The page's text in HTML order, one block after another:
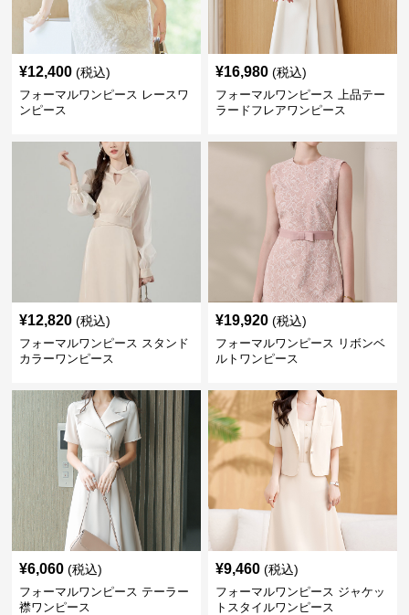
¥12,400 (税込)
フォーマルワンピース レースワ
ンピース
¥16,980 (税込)
フォーマルワンピース 上品テー
ラードフレアワンピース
¥12,820 (税込)
フォーマルワンピース スタンド
カラーワンピース
¥19,920 (税込)
フォーマルワンピース リボンベ
ルトワンピース
¥6,060 (税込)
フォーマルワンピース テーラー
襟ワンピース
¥9,460 (税込)
フォーマルワンピース ジャケッ
トスタイルワンピース